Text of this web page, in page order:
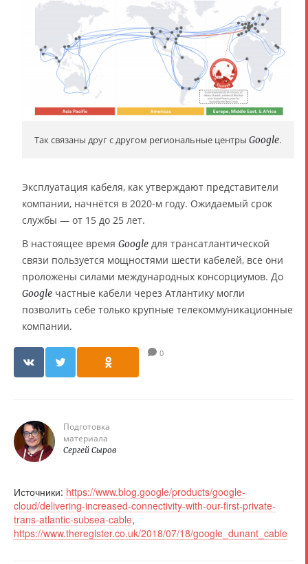
Так связаны друг с другом региональные центры Google.
Эксплуатация кабеля, как утверждают представители
компании, начнётся в 2020-м году. Ожидаемый срок
службы — от 15 до 25 лет.
В настоящее время Google для трансатлантической
связи пользуется мощностями шести кабелей, все они
проложены силами международных консорциумов. До
Google частные кабели через Атлантику могли
позволить себе только крупные телекоммуникационные
компании.
0
Подготовка
материала
Сергей Сыров
Источники: https://www.blog.google/products/google-
cloud/delivering-increased-connectivity-with-our-first-private-
trans-atlantic-subsea-cable,
https://www.theregister.co.uk/2018/07/18/google_dunant_cable